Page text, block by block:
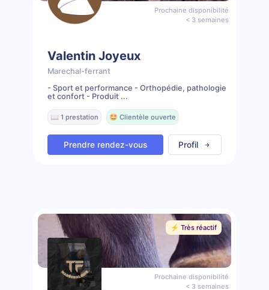
Prochaine disponibilité
< 3 semaines
Valentin Joyeux
Marechal-ferrant
- Sport et performance - Orthopédie, pathologie
et confort - Produit ...
📖 1 prestation 🤩 Clientèle ouverte
Prendre rendez-vous Profil
⚡️ Très réactif
Prochaine disponibilité
< 3 semaines